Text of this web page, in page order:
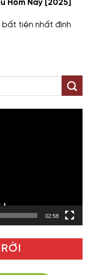
Hôm Nay [2025]
bất tiện nhất định
02:58